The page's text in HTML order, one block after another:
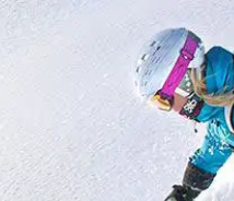
missa aldrig ett erbjudande!